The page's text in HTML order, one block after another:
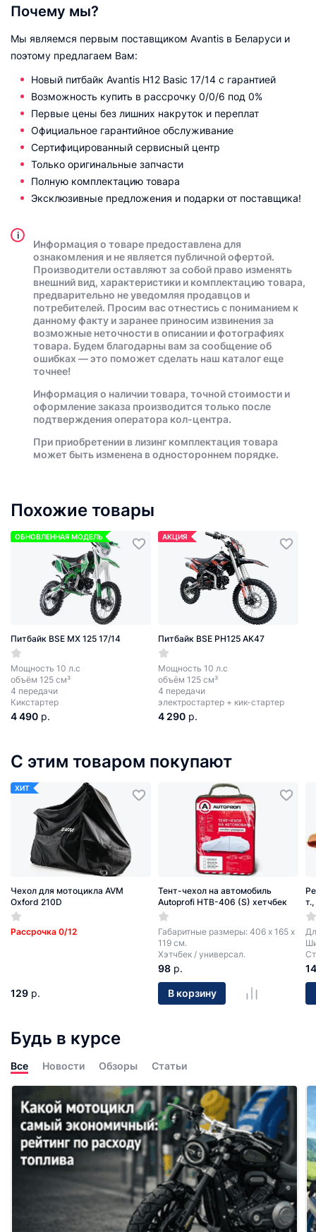
Почему мы?
Мы являемся первым поставщиком Avantis в Беларуси и
поэтому предлагаем Вам:
Новый питбайк Avantis H12 Basic 17/14 с гарантией
Возможность купить в рассрочку 0/0/6 под 0%
Первые цены без лишних накруток и переплат
Официальное гарантийное обслуживание
Сертифицированный сервисный центр
Только оригинальные запчасти
Полную комплектацию товара
Эксклюзивные предложения и подарки от поставщика!
i
Информация о товаре предоставлена для
ознакомления и не является публичной офертой.
Производители оставляют за собой право изменять
внешний вид, характеристики и комплектацию товара,
предварительно не уведомляя продавцов и
потребителей. Просим вас отнестись с пониманием к
данному факту и заранее приносим извинения за
возможные неточности в описании и фотографиях
товара. Будем благодарны вам за сообщение об
ошибках — это поможет сделать наш каталог еще
точнее!
Информация о наличии товара, точной стоимости и
оформление заказа производится только после
подтверждения оператора кол-центра.
При приобретении в лизинг комплектация товара
может быть изменена в одностороннем порядке.
Похожие товары
ОБНОВЛЕННАЯ МОДЕЛЬ
Питбайк BSE MX 125 17/14
Мощность 10 л.с
объём 125 см³
4 передачи
Кикстартер
4 490 р.
АКЦИЯ
Питбайк BSE PH125 AK47
Мощность 10 л.с
объём 125 см³
4 передачи
электростартер + кик-стартер
4 290 р.
С этим товаром покупают
ХИТ
Чехол для мотоцикла AVM
Oxford 210D
Рассрочка 0/12
129 р.
Тент-чехол на автомобиль
Autoprofi HTB-406 (S) хетчбек
Габаритные размеры: 406 х 165 х
119 см.
Хэтчбек / универсал.
98 р.
В корзину
14
Будь в курсе
Все Новости Обзоры Статьи